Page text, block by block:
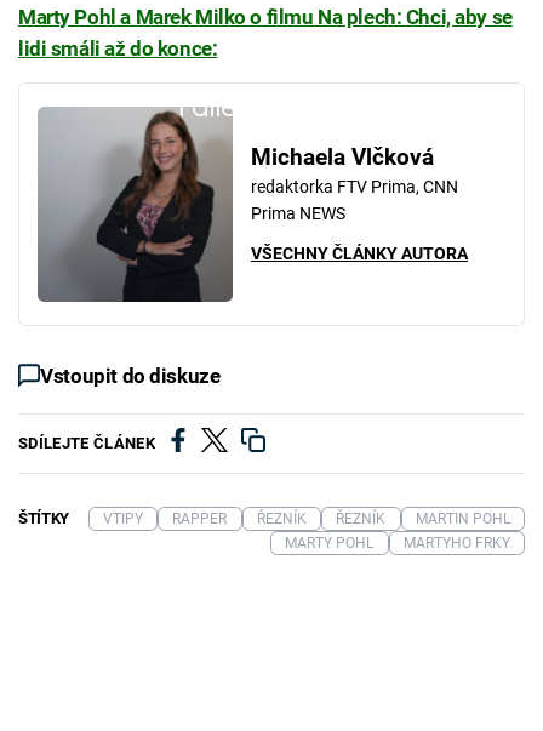
Marty Pohl a Marek Milko o filmu Na plech: Chci, aby se
lidi smáli až do konce:
Failed to fetch
Michaela Vlčková
redaktorka FTV Prima, CNN
Prima NEWS
VŠECHNY ČLÁNKY AUTORA
Vstoupit do diskuze
SDÍLEJTE ČLÁNEK
ŠTÍTKY VTIPY RAPPER ŘEZNÍK ŘEZNÍK
MARTIN POHL
MARTY POHL
MARTYHO FRKY